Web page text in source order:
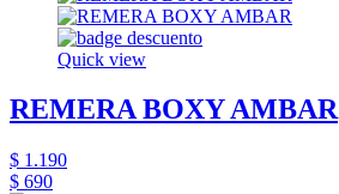
Quick view
REMERA BOXY AMBAR
$ 1.190
$ 690